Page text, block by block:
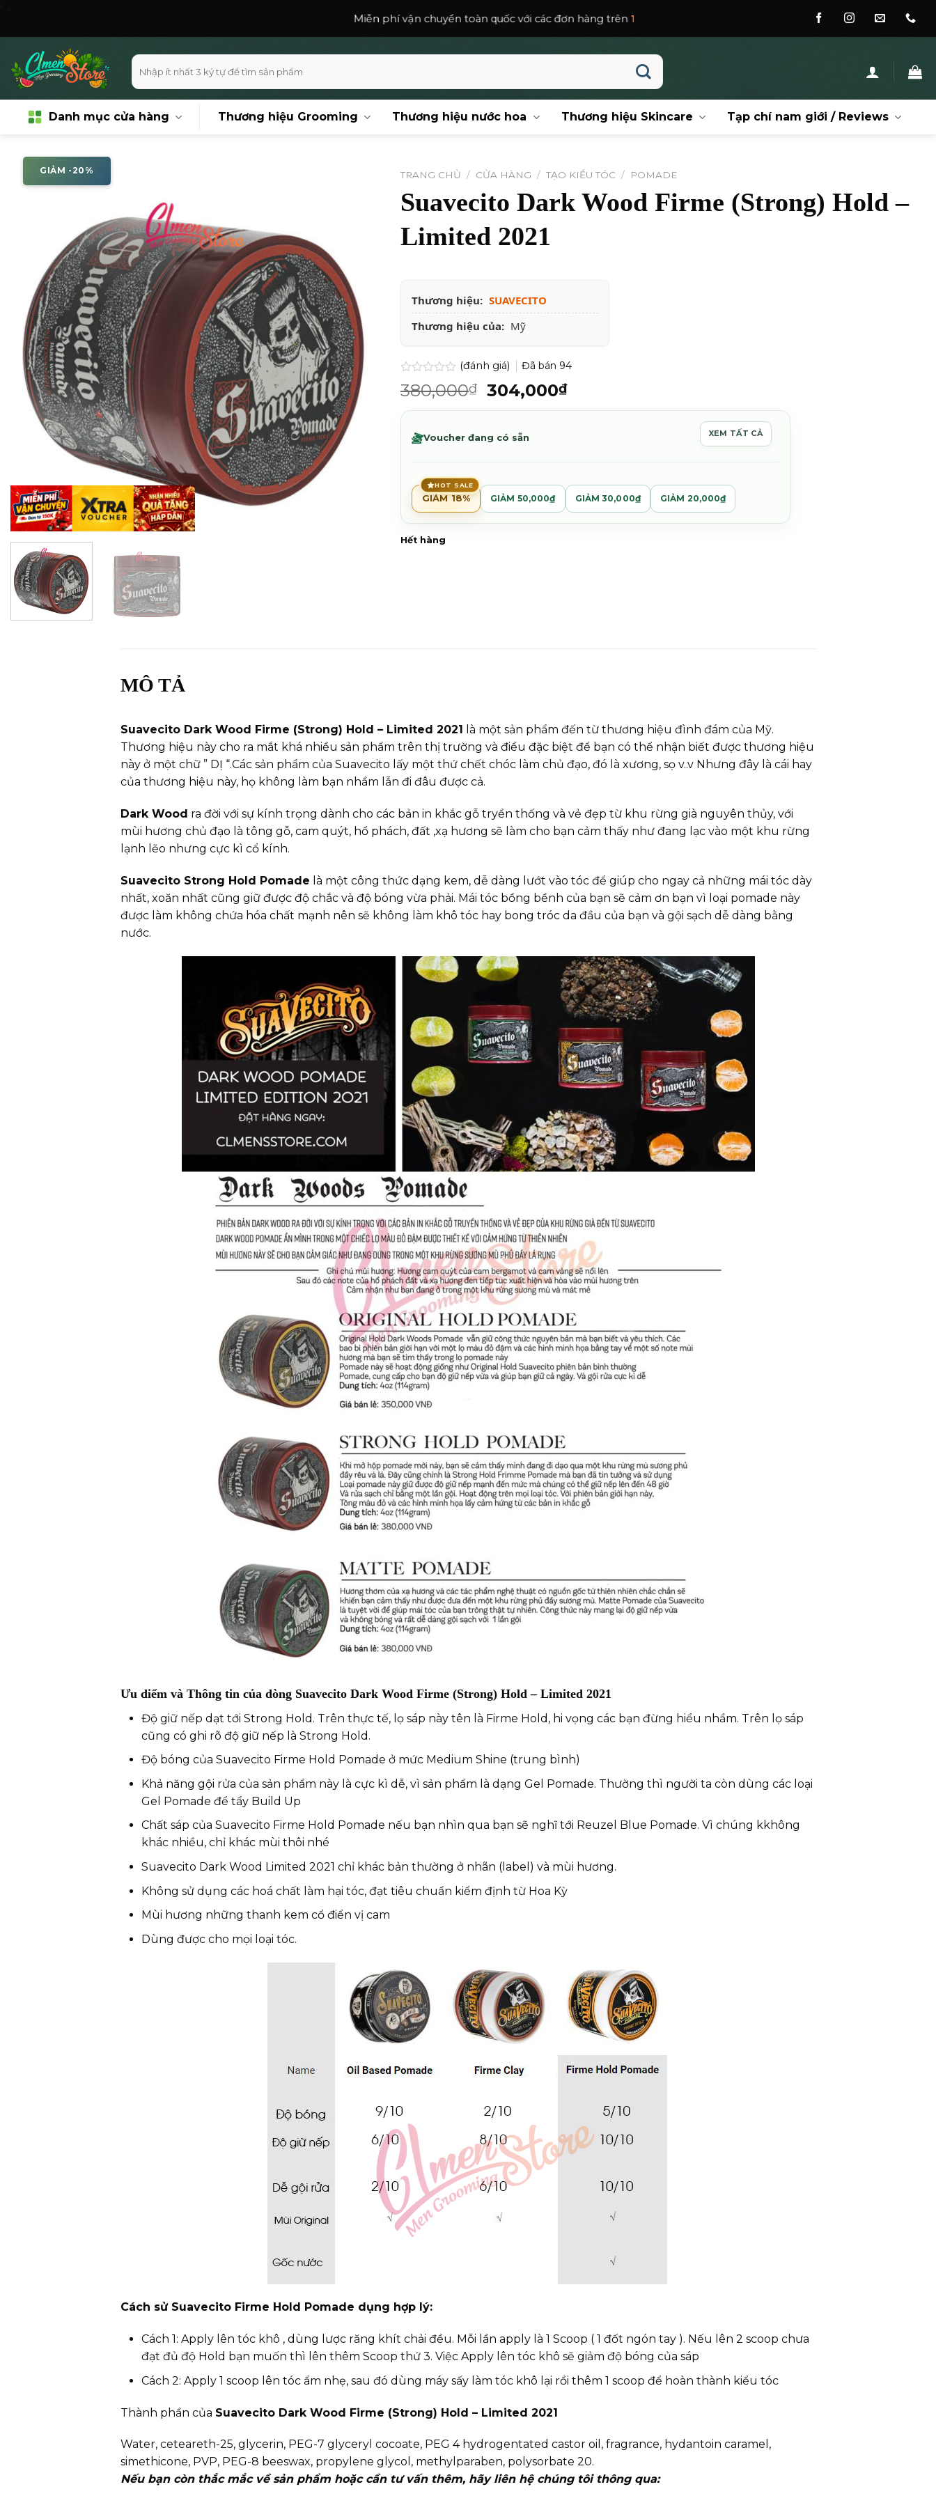
Miễn phí vận chuyển toàn quốc với các đơn hàng trên150,000₫.
Tìm
kiếm:
Danh mục cửa hàng Thương hiệu Grooming Thương hiệu nước hoa Thương hiệu Skincare Tạp chí nam giới / Reviews
GIẢM -20% TRANG CHỦ / CỬA HÀNG / TẠO KIỂU TÓC / POMADE
Suavecito Dark Wood Firme (Strong) Hold –
Limited 2021
Thương hiệu: SUAVECITO
Thương hiệu của: Mỹ
Được
xếp
0.0
sao
(đánh giá) Đã bán 94
380,000₫
Giá
gốc
380,000₫.
304,000₫Giá
hiện
Voucher đang có sẵn XEM TẤT CẢ
HOT SALE
GIẢM 18% GIẢM 50,000₫ GIẢM 30,000₫ GIẢM 20,000₫
Hết hàng
MÔ TẢ
Suavecito Dark Wood Firme (Strong) Hold – Limited 2021
là một sản phẩm đến từ thương hiệu đình đám của Mỹ.
Thương hiệu này cho ra mắt khá nhiều sản phẩm trên thị trường và điều đặc biệt để bạn có thể nhận biết được thương hiệu
này ở một chữ ” DỊ “.Các sản phẩm của Suavecito lấy một thứ chết chóc làm chủ đạo, đó là xương, sọ v..v Nhưng đây là cái hay
của thương hiệu này, họ không làm bạn nhầm lẫn đi đâu được cả.
Dark Wood ra đời với sự kính trọng dành cho các bản in khắc gỗ tryền thống và vẻ đẹp từ khu rừng già nguyên thủy, với
mùi hương chủ đạo là tông gỗ, cam quýt, hổ phách, đất ,xạ hương sẽ làm cho bạn cảm thấy như đang lạc vào một khu rừng
lạnh lẽo nhưng cực kì cổ kính.
Suavecito Strong Hold Pomade là một công thức dạng kem, dễ dàng lướt vào tóc để giúp cho ngay cả những mái tóc dày
nhất, xoăn nhất cũng giữ được độ chắc và độ bóng vừa phải. Mái tóc bồng bềnh của bạn sẽ cảm ơn bạn vì loại pomade này
được làm không chứa hóa chất mạnh nên sẽ không làm khô tóc hay bong tróc da đầu của bạn và gội sạch dễ dàng bằng
nước.
Ưu diểm và Thông tin của dòng Suavecito Dark Wood Firme (Strong) Hold – Limited 2021
Độ giữ nếp dạt tới Strong Hold. Trên thực tế, lọ sáp này tên là Firme Hold, hi vọng các bạn đừng hiểu nhầm. Trên lọ sáp
cũng có ghi rõ độ giữ nếp là Strong Hold.
Độ bóng của Suavecito Firme Hold Pomade ở mức Medium Shine (trung bình)
Khả năng gội rửa của sản phẩm này là cực kì dễ, vì sản phẩm là dạng Gel Pomade. Thường thì người ta còn dùng các loại
Gel Pomade để tẩy Build Up
Chất sáp của Suavecito Firme Hold Pomade nếu bạn nhìn qua bạn sẽ nghĩ tới Reuzel Blue Pomade. Vì chúng kkhông
khác nhiều, chỉ khác mùi thôi nhé
Suavecito Dark Wood Limited 2021 chỉ khác bản thường ở nhãn (label) và mùi hương.
Không sử dụng các hoá chất làm hại tóc, đạt tiêu chuẩn kiểm định từ Hoa Kỳ
Mùi hương những thanh kem cổ điển vị cam
Dùng được cho mọi loại tóc.
Cách sử Suavecito Firme Hold Pomade dụng hợp lý:
Cách 1: Apply lên tóc khô , dùng lược răng khít chải đều. Mỗi lần apply là 1 Scoop ( 1 đốt ngón tay ). Nếu lên 2 scoop chưa
đạt đủ độ Hold bạn muốn thì lên thêm Scoop thứ 3. Việc Apply lên tóc khô sẽ giảm độ bóng của sáp
Cách 2: Apply 1 scoop lên tóc ẩm nhẹ, sau đó dùng máy sấy làm tóc khô lại rồi thêm 1 scoop để hoàn thành kiểu tóc
Thành phần của Suavecito Dark Wood Firme (Strong) Hold – Limited 2021
Water, ceteareth-25, glycerin, PEG-7 glyceryl cocoate, PEG 4 hydrogentated castor oil, fragrance, hydantoin caramel,
simethicone, PVP, PEG-8 beeswax, propylene glycol, methylparaben, polysorbate 20.
Nếu bạn còn thắc mắc về sản phẩm hoặc cần tư vấn thêm, hãy liên hệ chúng tôi thông qua: